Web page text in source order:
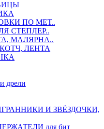
ПО МЕТ..
СТЕПЛЕР..
МАЛЯРНА..
ЛЕНТА
И ЗВЁЗДОЧКИ,
для бит